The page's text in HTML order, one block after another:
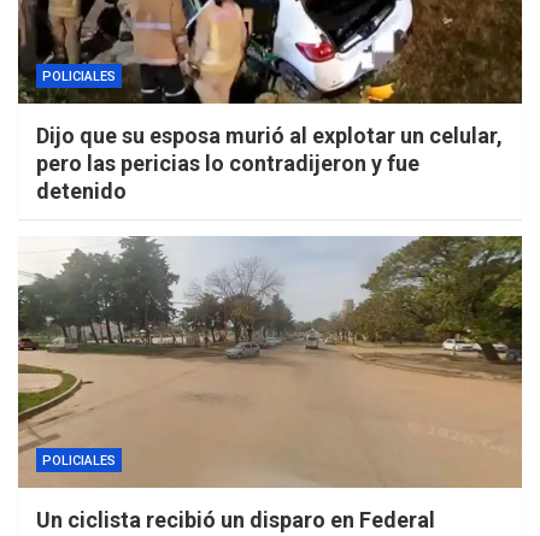
POLICIALES
Dijo que su esposa murió al explotar un celular,
pero las pericias lo contradijeron y fue
detenido
POLICIALES
Un ciclista recibió un disparo en Federal